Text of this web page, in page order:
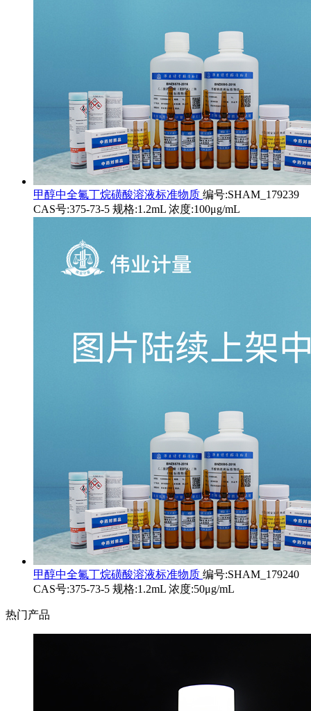
甲醇中全氟丁烷磺酸溶液标准物质 编号:SHAM_179239
CAS号:375-73-5 规格:1.2mL 浓度:100μg/mL
甲醇中全氟丁烷磺酸溶液标准物质 编号:SHAM_179240
CAS号:375-73-5 规格:1.2mL 浓度:50μg/mL
热门产品